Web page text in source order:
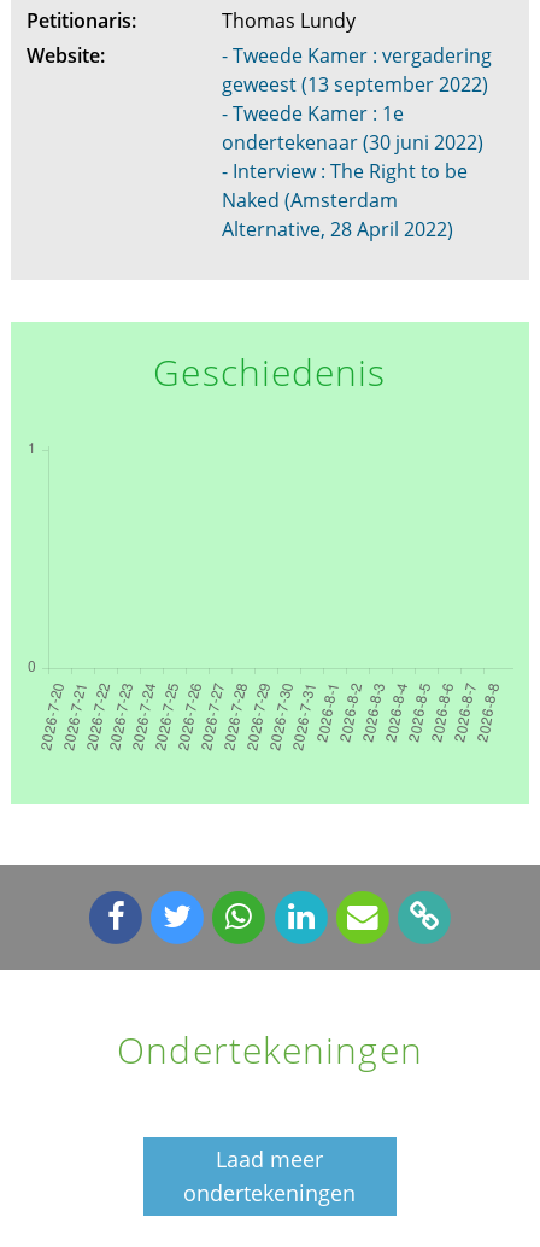
Petitionaris:
Thomas Lundy
Website:
- Tweede Kamer : vergadering
geweest (13 september 2022)
- Tweede Kamer : 1e
ondertekenaar (30 juni 2022)
- Interview : The Right to be
Naked (Amsterdam
Alternative, 28 April 2022)
Geschiedenis
Ondertekeningen
Laad meer
ondertekeningen